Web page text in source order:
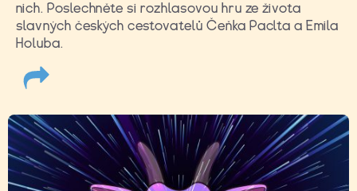
nich. Poslechněte si rozhlasovou hru ze života
slavných českých cestovatelů Čeňka Paclta a Emila
Holuba.